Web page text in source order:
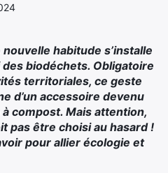
habitude s’installe
biodéchets. Obligatoire
territoriales, ce geste
d’un accessoire devenu
compost. Mais attention,
pas être choisi au hasard !
pour allier écologie et